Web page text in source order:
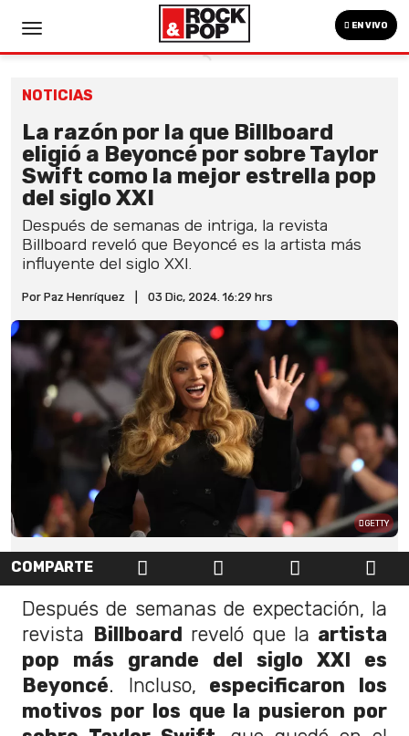
EN VIVO
NOTICIAS
La razón por la que Billboard
eligió a Beyoncé por sobre Taylor
Swift como la mejor estrella pop
del siglo XXI
Después de semanas de intriga, la revista
Billboard reveló que Beyoncé es la artista más
influyente del siglo XXI.
Por Paz Henríquez 03 Dic, 2024. 16:29 hrs
GETTY
COMPARTE
Después de semanas de expectación, la
revista Billboard reveló que la artista
pop más grande del siglo XXI es
Beyoncé. Incluso, especificaron los
motivos por los que la pusieron por